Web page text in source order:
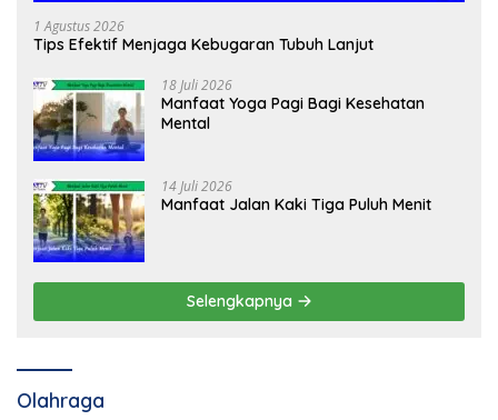
1 Agustus 2026
Tips Efektif Menjaga Kebugaran Tubuh Lanjut
18 Juli 2026
Manfaat Yoga Pagi Bagi Kesehatan
Mental
14 Juli 2026
Manfaat Jalan Kaki Tiga Puluh Menit
Selengkapnya
Olahraga